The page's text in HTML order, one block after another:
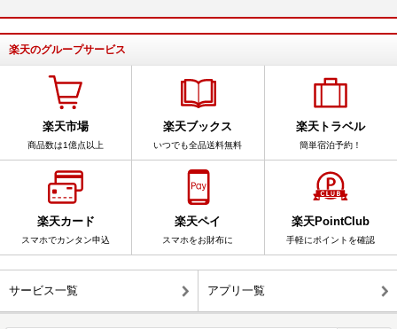
楽天のグループサービス
楽天市場
商品数は1億点以上
楽天ブックス
いつでも全品送料無料
楽天トラベル
簡単宿泊予約！
楽天カード
スマホでカンタン申込
楽天ペイ
スマホをお財布に
楽天PointClub
手軽にポイントを確認
サービス一覧 アプリ一覧